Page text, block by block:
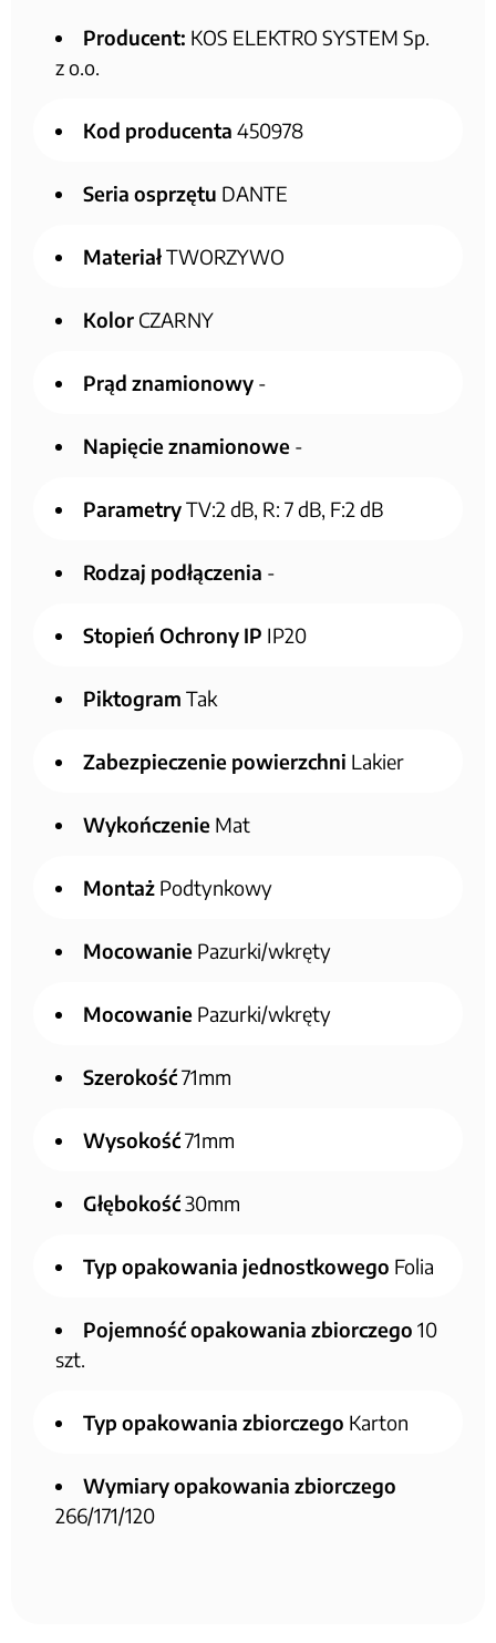
Producent: KOS ELEKTRO SYSTEM Sp.
z o.o.
Kod producenta 450978
Seria osprzętu DANTE
MateriałTWORZYWO
Kolor CZARNY
Prąd znamionowy -
Napięcie znamionowe -
ParametryTV:2 dB, R: 7 dB, F:2 dB
Rodzaj podłączenia -
Stopień Ochrony IP IP20
Piktogram Tak
Zabezpieczenie powierzchni Lakier
Wykończenie Mat
Montaż Podtynkowy
Mocowanie Pazurki/wkręty
Mocowanie Pazurki/wkręty
Szerokość71mm
Wysokość71mm
Głębokość30mm
Typ opakowania jednostkowego Folia
Pojemność opakowania zbiorczego 10
szt.
Typ opakowania zbiorczego Karton
Wymiary opakowania zbiorczego
266/171/120